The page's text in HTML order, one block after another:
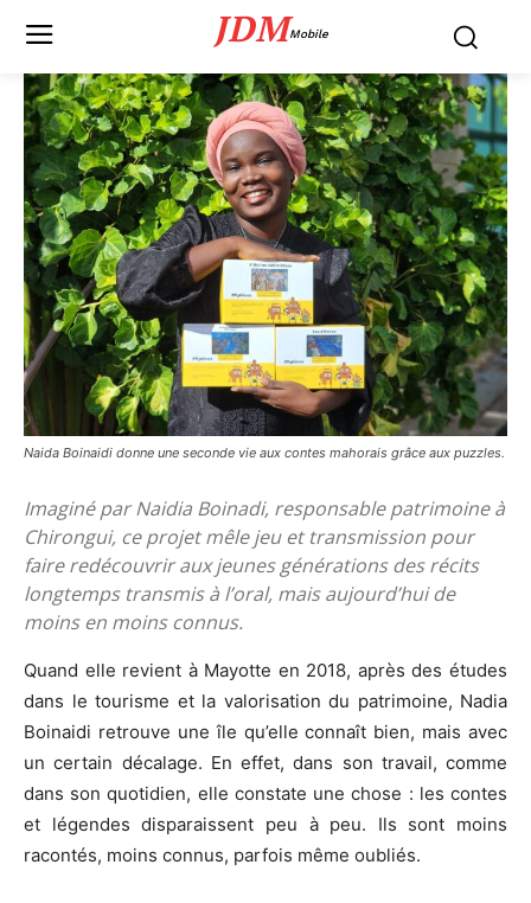
JDMMobile
Naida Boinaidi donne une seconde vie aux contes mahorais grâce aux puzzles.
Imaginé par Naidia Boinadi, responsable patrimoine à
Chirongui, ce projet mêle jeu et transmission pour
faire redécouvrir aux jeunes générations des récits
longtemps transmis à l’oral, mais aujourd’hui de
moins en moins connus.
Quand elle revient à Mayotte en 2018, après des études
dans le tourisme et la valorisation du patrimoine, Nadia
Boinaidi retrouve une île qu’elle connaît bien, mais avec
un certain décalage. En effet, dans son travail, comme
dans son quotidien, elle constate une chose : les contes
et légendes disparaissent peu à peu. Ils sont moins
racontés, moins connus, parfois même oubliés.